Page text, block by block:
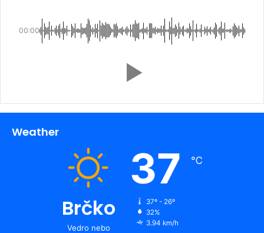
00:00
Weather
Brčko
Vedro nebo
37 ℃
37º - 26º
32%
3.94 km/h